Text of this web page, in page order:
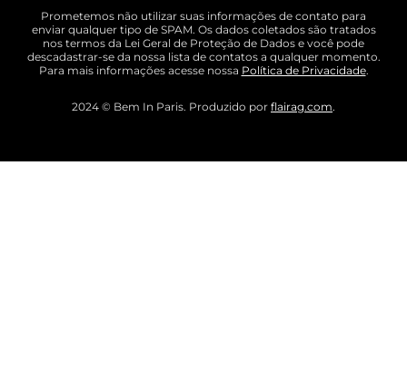
Prometemos não utilizar suas informações de contato para
enviar qualquer tipo de SPAM. Os dados coletados são tratados
nos termos da Lei Geral de Proteção de Dados e você pode
descadastrar-se da nossa lista de contatos a qualquer momento.
Para mais informações acesse nossa Política de Privacidade.
2024 © Bem In Paris. Produzido por flairag.com.